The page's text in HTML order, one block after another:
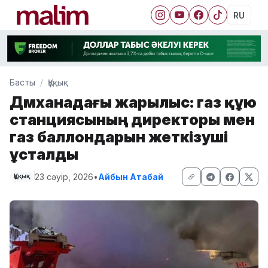
RU
Басты Құқық
Дәмханадағы жарылыс: газ құю
станциясының директоры мен
газ баллондарын жеткізуші
ұсталды
Құқық 23 сәуір, 2026•Айбын Атабай